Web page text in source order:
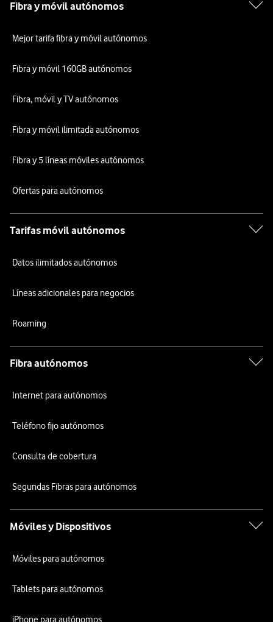
Fibra y móvil autónomos
Mejor tarifa fibra y móvil autónomos
Fibra y móvil 160GB autónomos
Fibra, móvil y TV autónomos
Fibra y móvil ilimitada autónomos
Fibra y 5 líneas móviles autónomos
Ofertas para autónomos
Tarifas móvil autónomos
Datos ilimitados autónomos
Líneas adicionales para negocios
Roaming
Fibra autónomos
Internet para autónomos
Teléfono fijo autónomos
Consulta de cobertura
Segundas Fibras para autónomos
Móviles y Dispositivos
Móviles para autónomos
Tablets para autónomos
iPhone para autónomos